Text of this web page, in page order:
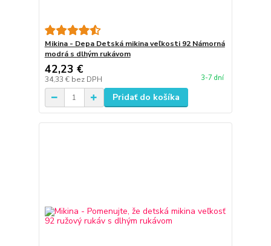
Mikina - Depa Detská mikina veľkosti 92 Námorná
modrá s dlhým rukávom
42,23 €
34,33 € bez DPH 3-7 dní
Pridať do košíka